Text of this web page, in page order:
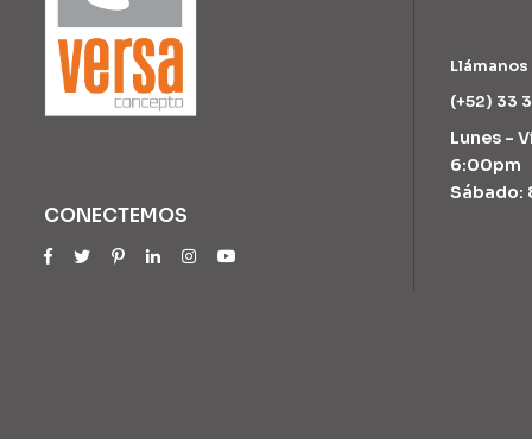
CONECTEMOS
Llámanos
(+52) 33
Lunes -
6:00pm
Sábado: